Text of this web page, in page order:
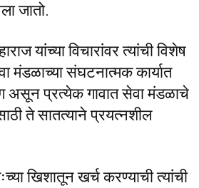
जातो.
यांच्या विचारांवर त्यांची विशेष
मंडळाच्या संघटनात्मक कार्यात
असून प्रत्येक गावात सेवा मंडळाचे
ते सातत्याने प्रयत्नशील
खिशातून खर्च करण्याची त्यांची